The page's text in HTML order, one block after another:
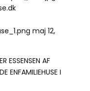
maj 12,
ESSENSEN AF
ENFAMILIEHUSE I